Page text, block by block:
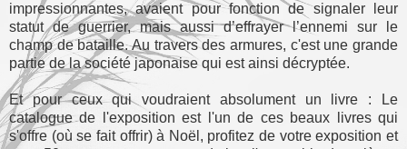
impressionnantes, avaient pour fonction de signaler leur
statut de guerrier, mais aussi d’effrayer l’ennemi sur le
champ de bataille. Au travers des armures, c'est une grande
partie de la société japonaise qui est ainsi décryptée.
Et pour ceux qui voudraient absolument un livre : Le
catalogue de l'exposition est l'un de ces beaux livres qui
s'offre (où se fait offrir) à Noël, profitez de votre exposition et